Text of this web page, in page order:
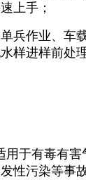
上手；
兵作业、车
样进样前处
用于有毒有害
性污染等事